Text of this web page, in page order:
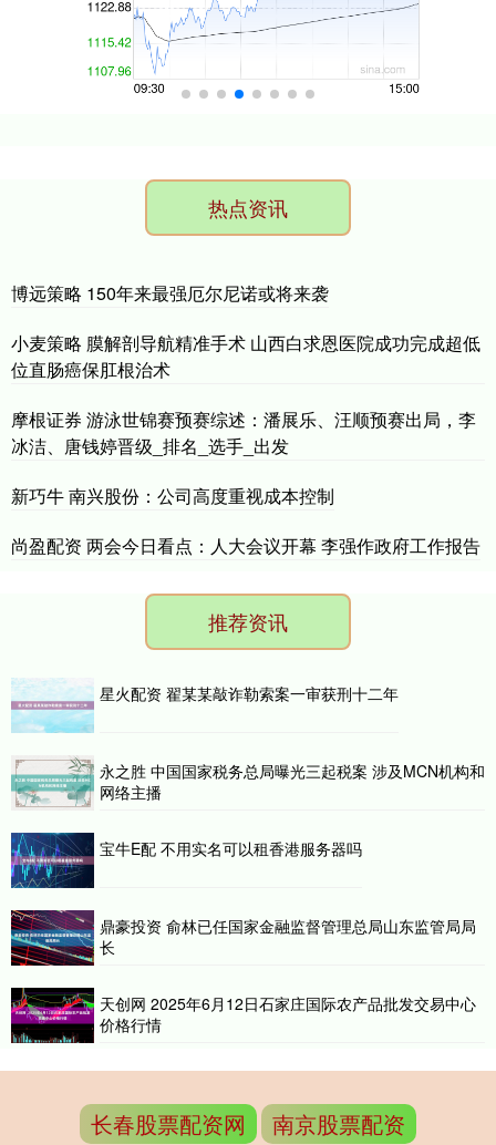
热点资讯
博远策略 150年来最强厄尔尼诺或将来袭
小麦策略 膜解剖导航精准手术 山西白求恩医院成功完成超低
位直肠癌保肛根治术
摩根证券 游泳世锦赛预赛综述：潘展乐、汪顺预赛出局，李
冰洁、唐钱婷晋级_排名_选手_出发
新巧牛 南兴股份：公司高度重视成本控制
尚盈配资 两会今日看点：人大会议开幕 李强作政府工作报告
推荐资讯
星火配资 翟某某敲诈勒索案一审获刑十二年
永之胜 中国国家税务总局曝光三起税案 涉及MCN机构和
网络主播
宝牛E配 不用实名可以租香港服务器吗
鼎豪投资 俞林已任国家金融监督管理总局山东监管局局
长
天创网 2025年6月12日石家庄国际农产品批发交易中心
价格行情
长春股票配资网 南京股票配资